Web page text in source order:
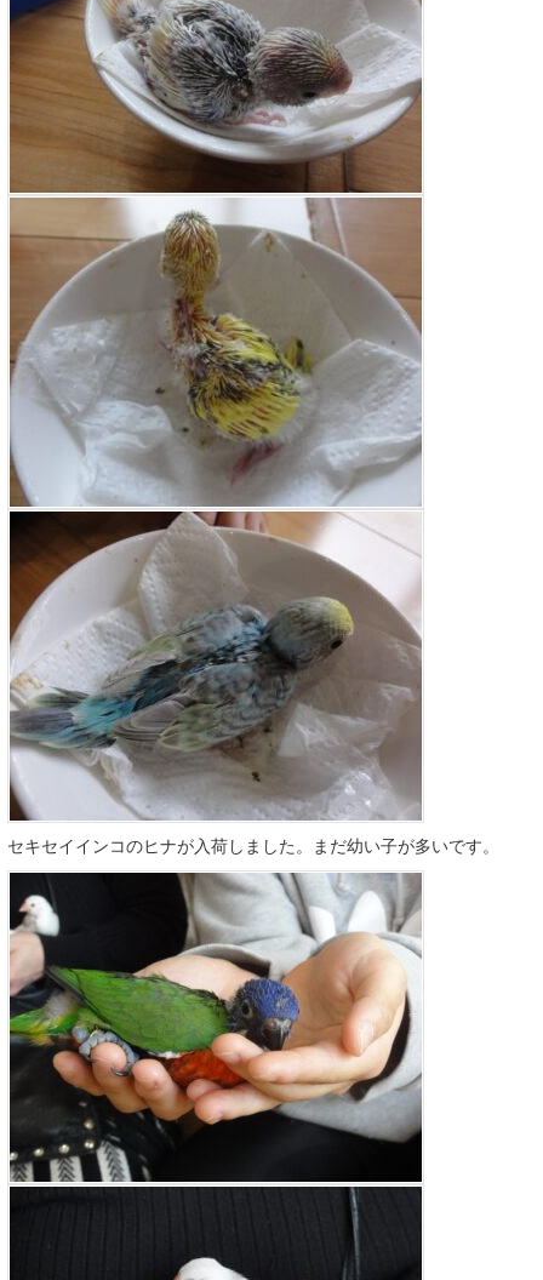
セキセイインコのヒナが入荷しました。まだ幼い子が多いです。